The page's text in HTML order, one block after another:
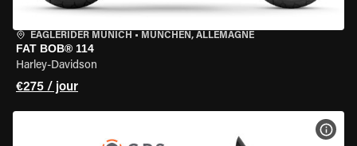
EAGLERIDER MUNICH • MÜNCHEN, ALLEMAGNE
FAT BOB® 114
Harley-Davidson
€275 / jour